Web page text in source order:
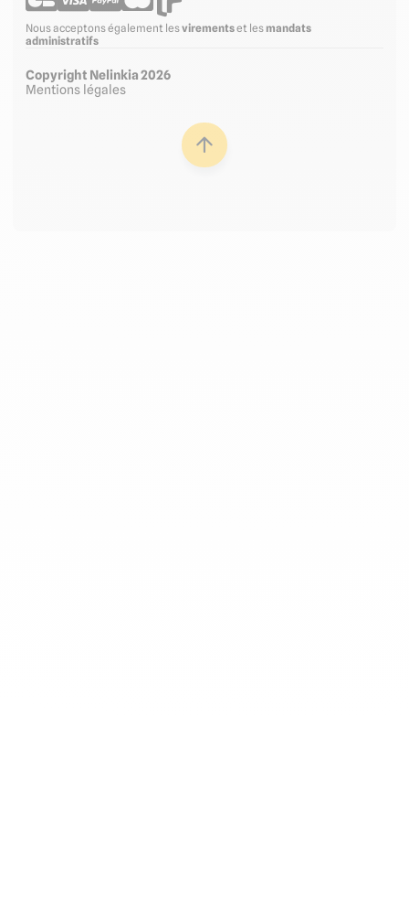
Nous acceptons également lesvirementset les mandats
administratifs
Copyright Nelinkia 2026
Mentions légales